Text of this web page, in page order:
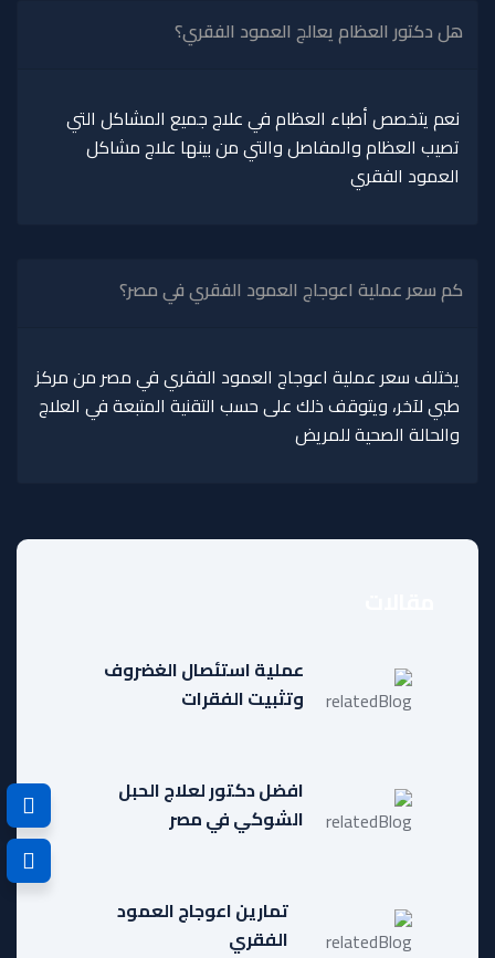
هل دكتور العظام يعالج العمود الفقري؟
نعم يتخصص أطباء العظام في علاج جميع المشاكل التي
تصيب العظام والمفاصل والتي من بينها علاج مشاكل
العمود الفقري
كم سعر عملية اعوجاج العمود الفقري في مصر؟
يختلف سعر عملية اعوجاج العمود الفقري في مصر من مركز
طبي لآخر، ويتوقف ذلك على حسب التقنية المتبعة في العلاج
والحالة الصحية للمريض
عملية استئصال الغضروف
وتثبيت الفقرات
افضل دكتور لعلاج الحبل
الشوكي في مصر
تمارين اعوجاج العمود
الفقري